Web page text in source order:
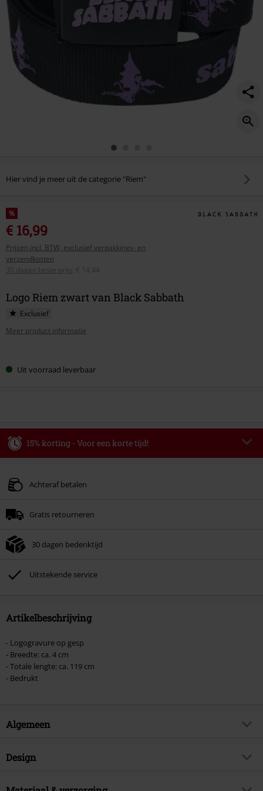
Hier vind je meer uit de categorie "Riem"
%
€ 16,99
Prijzen incl. BTW, exclusief verpakkings- en
verzendkosten
30 dagen beste prijs
€ 14,44
Logo Riem zwart van Black Sabbath
Exclusief
Meer product informatie
je Uit voorraad leverbaar
15% korting - Voor een korte tijd!
Geldig t/m 09-08-2026
Zodra je de code hebt ingevoerd, wordt de korting automatisch verrekend in
Kan niet gecombineerd worden met andere kortingscodes. Boeken, media,
Toten Hosen, Metality, cadeaubonnen en artikelen met een inbegrepen
donatie zijn uitgesloten van de korting.
Achteraf betalen
Gratis retourneren
30 dagen bedenktijd
Uitstekende service
Artikelbeschrijving
- Logogravure op gesp
- Breedte: ca. 4 cm
- Totale lengte: ca. 119 cm
- Bedrukt
Algemeen
Artikelnr.
Design
Producttype